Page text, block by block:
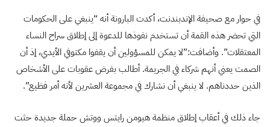
في حوار مع صحيفة الإندبندنت، أكدت البارونة أنه “ينبغي على الحكومات
التي تحضر هذه القمة أن تستخدم نفوذها للدعوة إلى إطلاق سراح النساء
المعتقلات”. وأضافت:”لا يمكن للمسؤولين أن يقفوا مكتوفي الأيدي، إذ أن
الصمت يعني أنهم شركاء في الجريمة. أطالب بفرض عقوبات على الأشخاص
الذين حددناهم. لا ينبغي أن نشارك في مجموعة العشرين لأنه أمر فظيع”.
جاء ذلك في أعقاب إطلاق منظمة هيومن رايتس ووتش حملة جديدة حثت